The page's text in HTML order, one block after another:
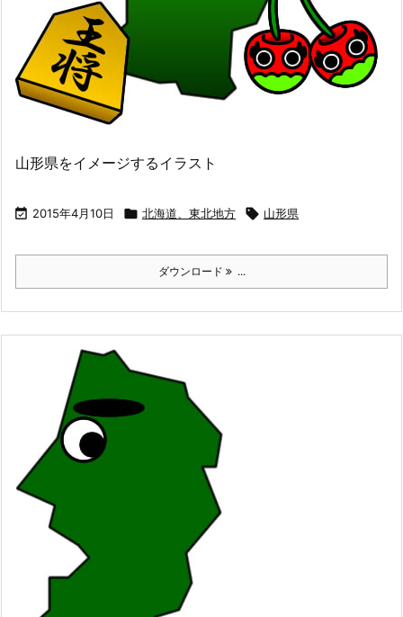
山形県をイメージするイラスト
 2015年4月10日  北海道、東北地方  山形県
ダウンロード ...